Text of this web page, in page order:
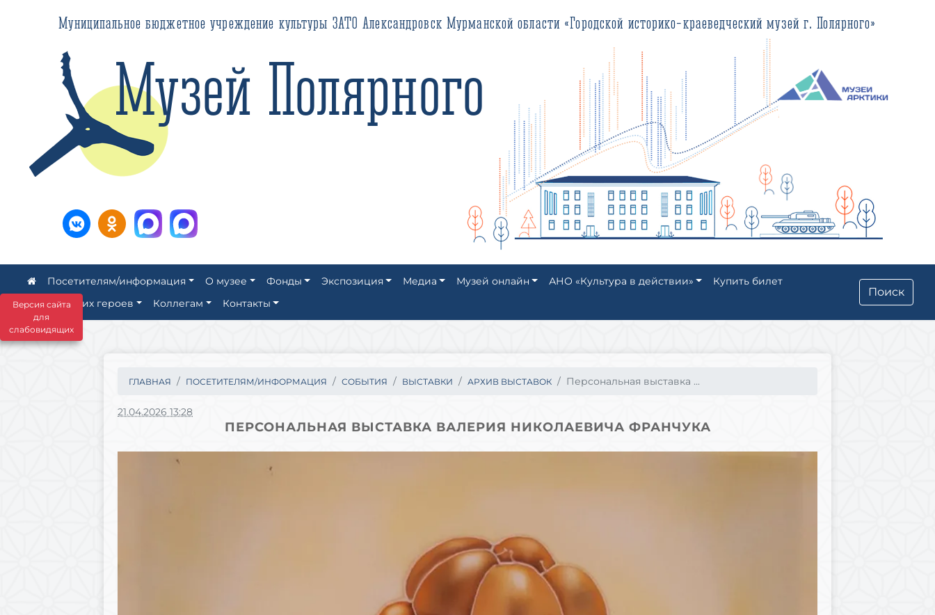
Версия сайта
для
слабовидящих
Муниципальное бюджетное учреждение культуры ЗАТО Александровск Мурманской области «Городской историко-краеведческий музей г. Полярного»
Музей Полярного
Посетителям/информация О музее Фонды Экспозиция Медиа Музей онлайн АНО «Культура в действии»
Купить билет
Аллея наших героев
Коллегам Контакты
Поиск
ГЛАВНАЯ ПОСЕТИТЕЛЯМ/ИНФОРМАЦИЯ СОБЫТИЯ ВЫСТАВКИ АРХИВ ВЫСТАВОК Персональная выставка ...
21.04.2026 13:28
ПЕРСОНАЛЬНАЯ ВЫСТАВКА ВАЛЕРИЯ НИКОЛАЕВИЧА ФРАНЧУКА